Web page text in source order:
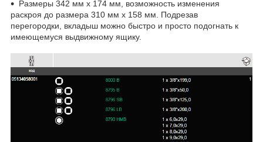
Размеры 342 мм x 174 мм, возможность изменения
раскроя до размера 310 мм x 158 мм. Подрезав
перегородки, вкладыш можно быстро и просто подогнать к
имеющемуся выдвижному ящику.